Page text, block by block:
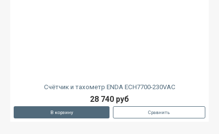
Счётчик и тахометр ENDA ECH7700-230VAC
28 740 руб
В корзину Сравнить